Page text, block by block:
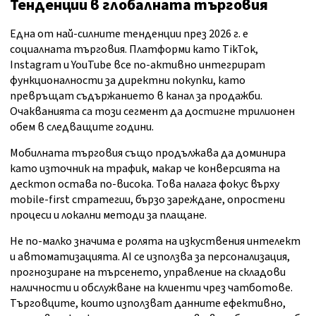
Тенденции в глобалната търговия
Една от най-силните тенденции през 2026 г. е
социалната търговия. Платформи като TikTok,
Instagram и YouTube все по-активно интегрират
функционалности за директни покупки, като
превръщат съдържанието в канал за продажби.
Очакванията са този сегмент да достигне трилионен
обем в следващите години.
Мобилната търговия също продължава да доминира
като източник на трафик, макар че конверсията на
десктоп остава по-висока. Това налага фокус върху
mobile-first стратегии, бързо зареждане, опростени
процеси и локални методи за плащане.
Не по-малко значима е ролята на изкуствения интелект
и автоматизацията. AI се използва за персонализация,
прогнозиране на търсенето, управление на складови
наличности и обслужване на клиенти чрез чатботове.
Търговците, които използват данните ефективно,